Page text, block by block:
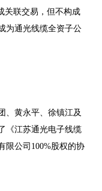
关联交易，但不构成
为通光线缆全资子公
、黄永平、徐镇江及
《江苏通光电子线缆
限公司100%股权的协